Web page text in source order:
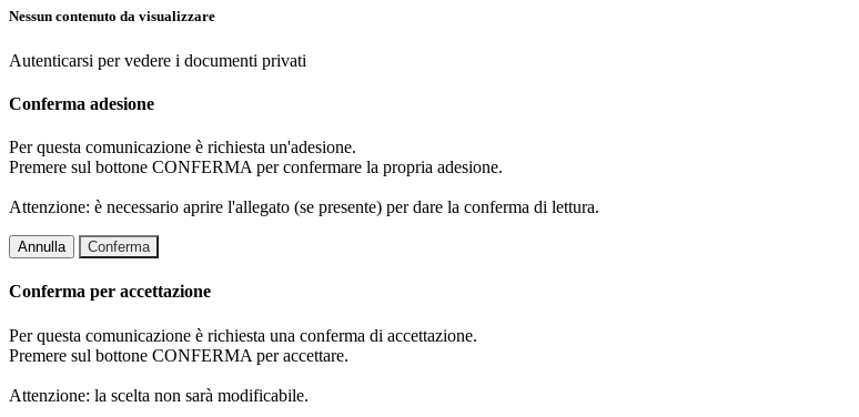
Nessun contenuto da visualizzare
Autenticarsi per vedere i documenti privati
Conferma adesione
Per questa comunicazione è richiesta un'adesione.
Premere sul bottone CONFERMA per confermare la propria adesione.
Attenzione: è necessario aprire l'allegato (se presente) per dare la conferma di lettura.
Annulla Conferma
Conferma per accettazione
Per questa comunicazione è richiesta una conferma di accettazione.
Premere sul bottone CONFERMA per accettare.
Attenzione: la scelta non sarà modificabile.